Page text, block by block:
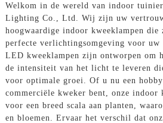
Welkom in de wereld van indoor
Lighting Co., Ltd. Wij zijn uw
hoogwaardige indoor kweeklampen
perfecte verlichtingsomgeving voor uw
LED kweeklampen zijn ontworpen om
de intensiteit van het licht te leveren
voor optimale groei. Of u nu een
commerciële kweker bent, onze indoor
voor een breed scala aan planten,
en bloemen. Ervaar het verschil dat